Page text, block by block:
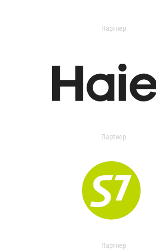
Партнер
Партнер
Партнер